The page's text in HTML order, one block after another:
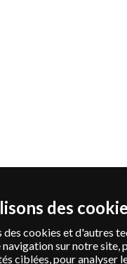
des
des cookies et d'autres
sur notre site,
ciblées, pour analyser